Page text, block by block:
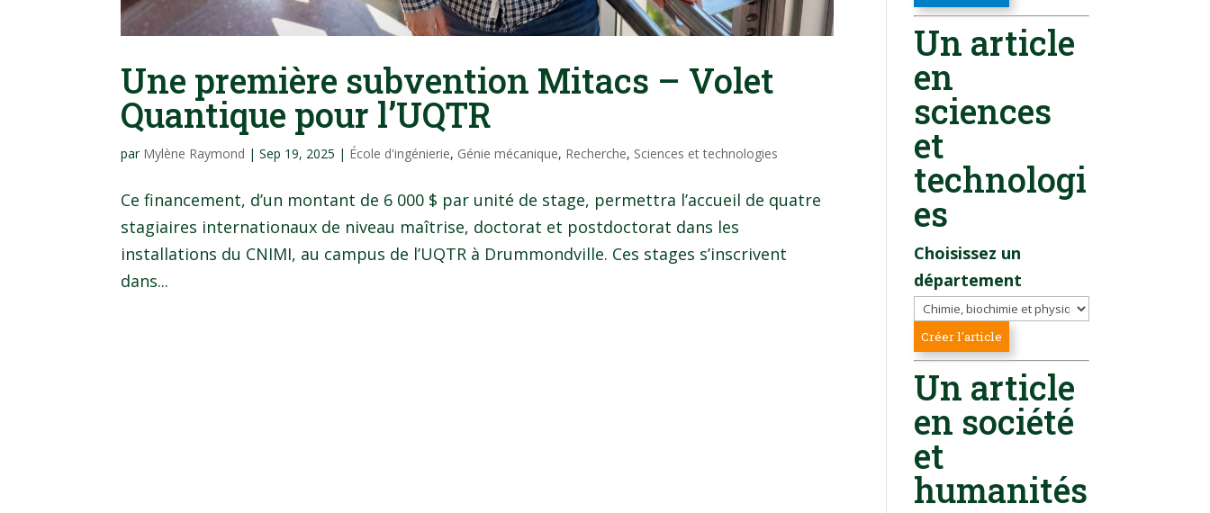
Une première subvention Mitacs – Volet
Quantique pour l’UQTR
par Mylène Raymond |Sep 19, 2025 | École d'ingénierie, Génie mécanique, Recherche, Sciences et technologies
Ce financement, d’un montant de 6 000 $ par unité de stage, permettra l’accueil de quatre
stagiaires internationaux de niveau maîtrise, doctorat et postdoctorat dans les
installations du CNIMI, au campus de l’UQTR à Drummondville. Ces stages s’inscrivent
dans...
Un article
en
sciences
et
technologi
es
Choisissez un
département
Un article
en société
et
humanités